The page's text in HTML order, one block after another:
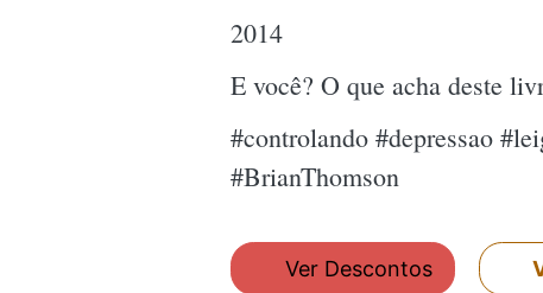
2014
E você? O que acha deste
#controlando #depressao
#BrianThomson
Ver Descontos